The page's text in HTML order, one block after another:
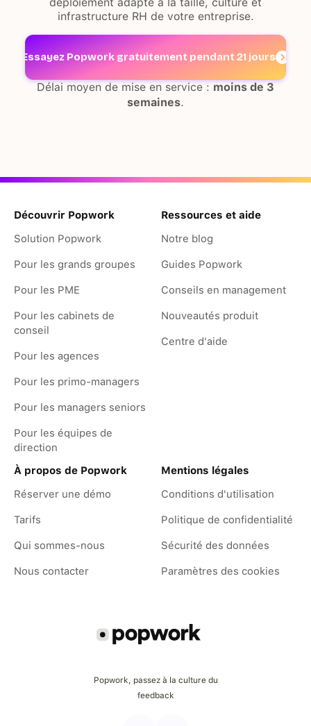
infrastructure RH de votre entreprise.
Essayez Popwork gratuitement pendant 21 jours
Délai moyen de mise en service : moins de 3
semaines.
Popwork, passez à la culture du
feedback
Découvrir Popwork
Solution Popwork
Pour les grands groupes
Pour les PME
Pour les cabinets de
conseil
Pour les agences
Pour les primo-managers
Pour les managers seniors
Pour les équipes de
direction
Ressources et aide
Notre blog
Guides Popwork
Conseils en management
Nouveautés produit
Centre d'aide
À propos de Popwork
Réserver une démo
Tarifs
Qui sommes-nous
Nous contacter
Mentions légales
Conditions d'utilisation
Politique de confidentialité
Sécurité des données
Paramètres des cookies